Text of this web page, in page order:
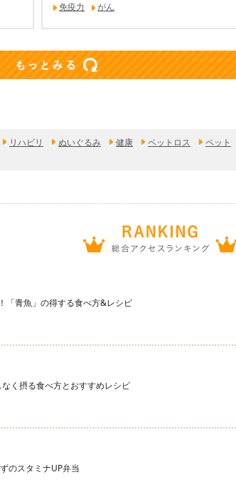
免疫力
がん
リハビリ ぬいぐるみ 健康 ペットロス ペット
「青魚」の得する食べ方&レシピ
く摂る食べ方とおすすめレシピ
のスタミナUP弁当